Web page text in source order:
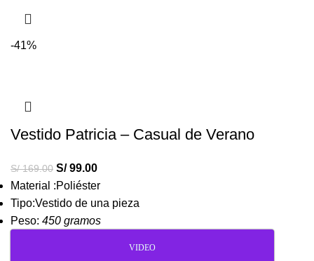
-41%
Vestido Patricia – Casual de Verano
S/169.00 S/99.00
Material :Poliéster
Tipo:Vestido de una pieza
Peso: 450 gramos
VIDEO